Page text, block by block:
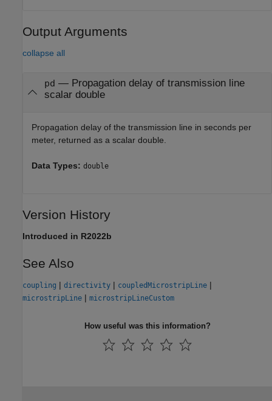
Output Arguments
collapse all
pd — Propagation delay of transmission line
scalar double
Propagation delay of the transmission line in seconds per
meter, returned as a scalar double.
Data Types: double
Version History
Introduced in R2022b
See Also
coupling | directivity | coupledMicrostripLine |
microstripLine | microstripLineCustom
How useful was this information?